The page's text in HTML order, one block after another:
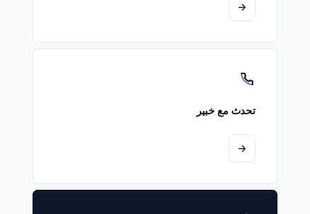
->
تحدث مع خبير
->